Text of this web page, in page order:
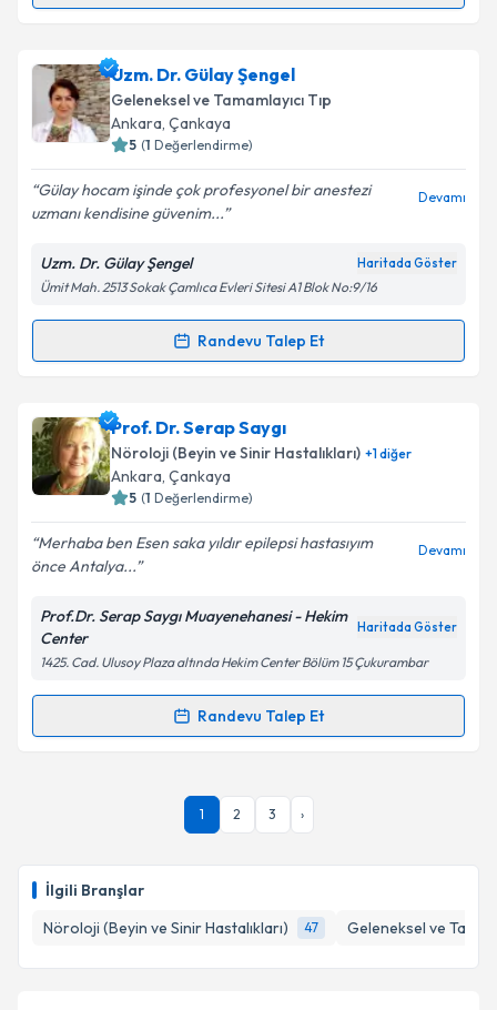
İlgili Branşlar
Nöroloji (Beyin ve Sinir Hastalıkları)
47 Geleneksel ve
Takvim Talebini Gönder
Uzm. Dr. Derya Caniçin randevu takvimi talebi
oluşturun. Size bu uzmandan randevu almanız için bir
takvim hazırlandığında e-posta ile bilgilendireceğiz.
Kişisel verilerimin işlenmesine ilişkin
Aydınlatma
Metni'ni okudum ve kişisel verilerimin belirtilen
kapsamda işlenmesini kabul ediyorum.
Uzm. Dr. Gülay Şengel
Geleneksel ve Tamamlayıcı Tıp
Ankara, Çankaya
5 (1 Değerlendirme)
Gülay hocam işinde çok profesyonel bir anestezi
uzmanı kendisine güvenim...
Devamı
Uzm. Dr. Gülay Şengel Haritada Göster
Ümit Mah. 2513 Sokak Çamlıca Evleri Sitesi A1 Blok No:9/16
Randevu Talep Et
Randevu Takvimi Talebi
Uzm. Dr. Gülay Şengeliçin randevu takvimi talebi
oluşturun. Size bu uzmandan randevu almanız için bir
takvim hazırlandığında e-posta ile bilgilendireceğiz.
Kişisel verilerimin işlenmesine ilişkin Aydınlatma
kapsamda işlenmesini kabul ediyorum.
Takvim Talebini Gönder
Prof. Dr. Serap Saygı
Nöroloji (Beyin ve Sinir Hastalıkları) +1diğer
Ankara, Çankaya
5 (1 Değerlendirme)
Merhaba ben Esen saka yıldır epilepsi hastasıyım
önce Antalya...
Devamı
Prof.Dr. Serap Saygı Muayenehanesi - Hekim
Center
Haritada Göster
1425. Cad. Ulusoy Plaza altında Hekim Center Bölüm 15 Çukurambar
Randevu Talep Et
Randevu Takvimi Talebi
Prof. Dr. Serap Saygıiçin randevu takvimi talebi
oluşturun. Size bu uzmandan randevu almanız için bir
E-posta Adresiniz
1 2 3 ›